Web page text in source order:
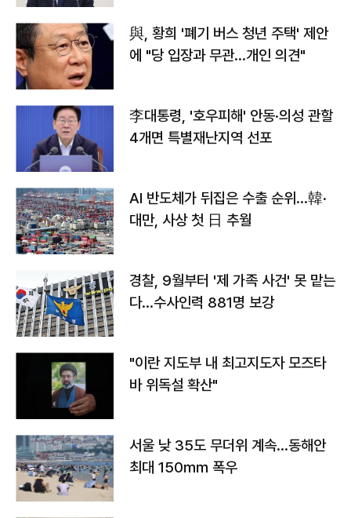
與, 황희 '폐기 버스 청년 주택' 제안
에 "당 입장과 무관…개인 의견"
李대통령, '호우피해' 안동·의성 관할
4개면 특별재난지역 선포
AI 반도체가 뒤집은 수출 순위…韓·
대만, 사상 첫 日 추월
경찰, 9월부터 '제 가족 사건' 못 맡는
다…수사인력 881명 보강
"이란 지도부 내 최고지도자 모즈타
바 위독설 확산"
서울 낮 35도 무더위 계속…동해안
최대 150㎜ 폭우